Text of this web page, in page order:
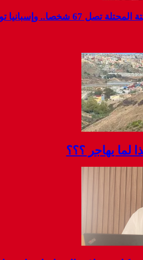
تواصل البحث عن مفقودين
لما يهاجر ؟؟؟